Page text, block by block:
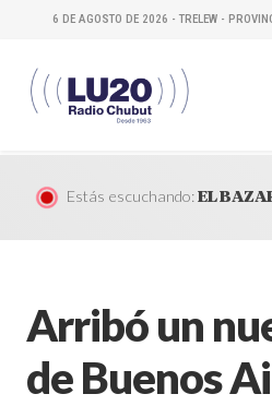
6 DE AGOSTO DE 2026 - TRELEW -
Estás escuchando:EL
Arribó un
de Buenos